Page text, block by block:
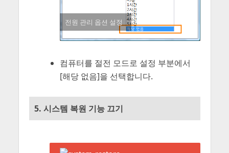
전원 관리 옵션 설정
컴퓨터를 절전 모드로 설정 부분에서
[해당 없음]을 선택합니다.
5. 시스템 복원 기능 끄기